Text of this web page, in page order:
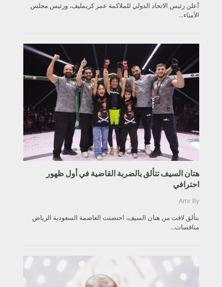
أعلن رئيس الاتحاد الدولي للملاكمة عمر كريمليف، ورئيس مجلس
الأمناء...
هتان السيف تتألق بالضربة القاضية في أول ظهور
احترافي
By
Amr
بتألق لافت من هتان السيف، احتضنت العاصمة السعودية الرياض
منافسات...